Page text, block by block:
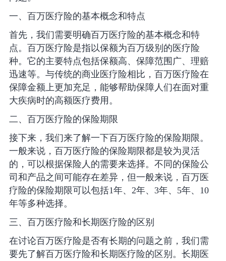
一、百万医疗险的基本概念和特点
首先，我们需要明确百万医疗险的基本概念和特
点。百万医疗险是指以保额为百万级别的医疗险
种。它的主要特点包括保额高、保障范围广、理赔
迅速等。与传统的商业医疗险相比，百万医疗险在
保障金额上更加充足，能够帮助保障人们在面对重
大疾病时的高额医疗费用。
二、百万医疗险的保险期限
接下来，我们来了解一下百万医疗险的保险期限。
一般来说，百万医疗险的保险期限都是较为灵活
的，可以根据保险人的需要来选择。不同的保险公
司和产品之间可能存在差异，但一般来说，百万医
疗险的保险期限可以包括1年、2年、3年、5年、10
年等多种选择。
三、百万医疗险和长期医疗险的区别
在讨论百万医疗险是否有长期的问题之前，我们需
要先了解百万医疗险和长期医疗险的区别。长期医